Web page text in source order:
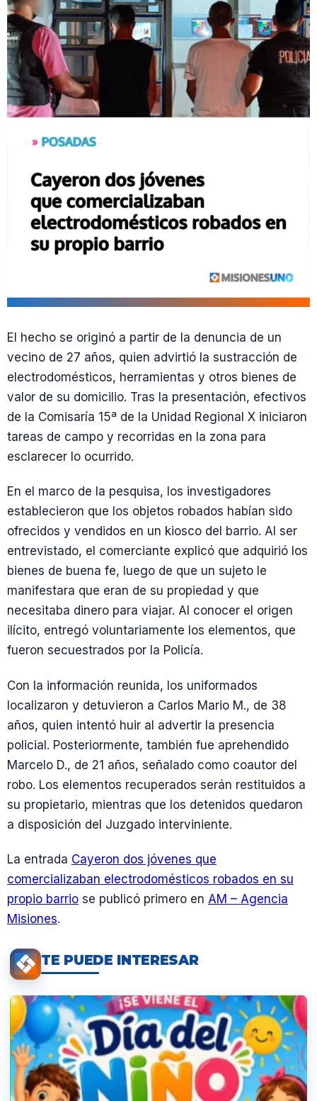
El hecho se originó a partir de la denuncia de un
vecino de 27 años, quien advirtió la sustracción de
electrodomésticos, herramientas y otros bienes de
valor de su domicilio. Tras la presentación, efectivos
de la Comisaría 15ª de la Unidad Regional X iniciaron
tareas de campo y recorridas en la zona para
esclarecer lo ocurrido.
En el marco de la pesquisa, los investigadores
establecieron que los objetos robados habían sido
ofrecidos y vendidos en un kiosco del barrio. Al ser
entrevistado, el comerciante explicó que adquirió los
bienes de buena fe, luego de que un sujeto le
manifestara que eran de su propiedad y que
necesitaba dinero para viajar. Al conocer el origen
ilícito, entregó voluntariamente los elementos, que
fueron secuestrados por la Policía.
Con la información reunida, los uniformados
localizaron y detuvieron a Carlos Mario M., de 38
años, quien intentó huir al advertir la presencia
policial. Posteriormente, también fue aprehendido
Marcelo D., de 21 años, señalado como coautor del
robo. Los elementos recuperados serán restituidos a
su propietario, mientras que los detenidos quedaron
a disposición del Juzgado interviniente.
La entrada Cayeron dos jóvenes que
comercializaban electrodomésticos robados en su
propio barrio se publicó primero en AM – Agencia
Misiones.
TE PUEDE INTERESAR